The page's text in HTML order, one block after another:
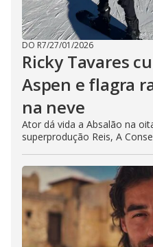
DO R7/27/01/2026
Ricky Tavares
Aspen e flagra
na neve
Ator dá vida a Absalão na
superprodução Reis, A